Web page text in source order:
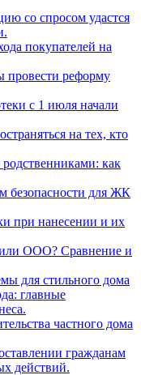
со спросом удастся
покупателей на
провести реформу
с 1 июля начали
на тех, кто
как
безопасности для ЖК
при нанесении и их
ООО? Сравнение и
для стильного дома
главные
частного дома
гражданам
действий.